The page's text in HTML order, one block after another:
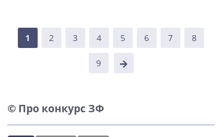
1 2 3 4 5 6 7 8
9
© Про конкурс ЗФ